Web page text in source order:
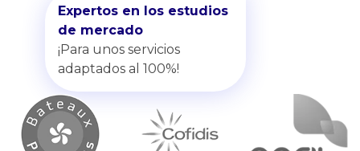
Expertos en los estudios
de mercado
¡Para unos servicios
adaptados al 100%!